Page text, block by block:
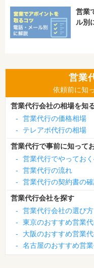
営業
ル別
営業
依頼前に知
営業代行会社の相場を知
-
営業代行の価格相場
-
テレアポ代行の相場
営業代行で事前に知って
-
営業代行でやってお
-
営業代行の流れ
-
営業代行の契約書の
営業代行会社を探す
-
営業代行会社の選び方
-
東京のおすすめ営業
-
大阪のおすすめ営業
-
名古屋のおすすめ営